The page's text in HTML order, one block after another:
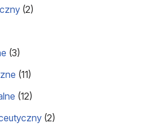
(2)
(3)
(11)
(12)
(2)